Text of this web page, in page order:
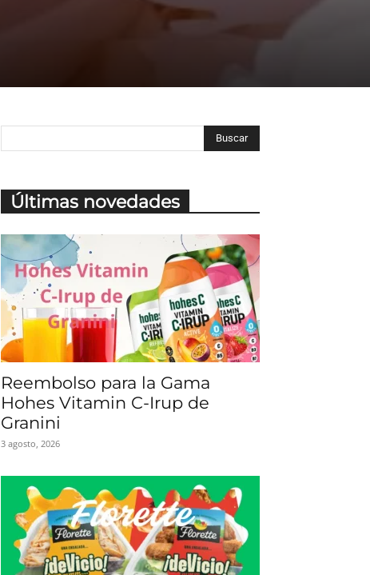
Últimas novedades
Reembolso para la Gama
Hohes Vitamin C-Irup de
Granini
3 agosto, 2026